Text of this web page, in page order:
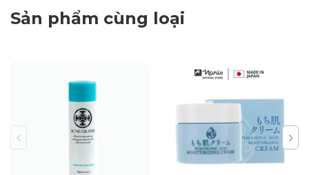
Sản phẩm cùng loại